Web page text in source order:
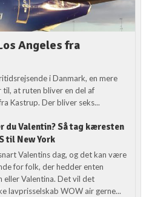
Angeles fra
i Danmark, en mere
at ruten bliver en del af
Kastrup. Der bliver seks...
du Valentin? Så tag kæresten
til New York
Valentins dag, og det kan være
for folk, der hedder enten
eller Valentina. Det vil det
lavprisselskab WOW air gerne...